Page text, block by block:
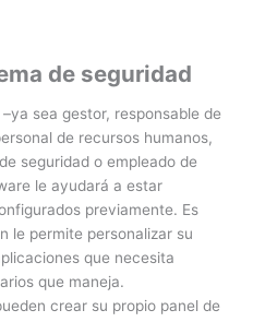
de seguridad
sea gestor, responsable de
de recursos humanos,
seguridad o empleado de
le ayudará a estar
previamente. Es
le permite personalizar su
que necesita
que maneja.
crear su propio panel de